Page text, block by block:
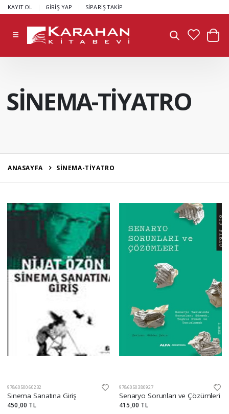
KAYIT OL GİRİŞ YAP SİPARİŞ TAKİP
SİNEMA-TİYATRO
ANASAYFA SİNEMA-TİYATRO
9786050060232
Sinema Sanatına Giriş
450,00 TL
9786050380927
Senaryo Sorunları ve Çözümleri
415,00 TL